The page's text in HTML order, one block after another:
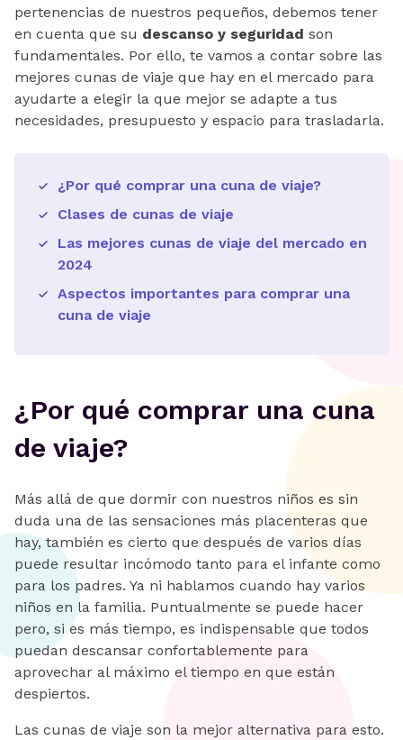
pertenencias de nuestros pequeños, debemos tener
en cuenta que su descanso y seguridad son
fundamentales. Por ello, te vamos a contar sobre las
mejores cunas de viaje que hay en el mercado para
ayudarte a elegir la que mejor se adapte a tus
necesidades, presupuesto y espacio para trasladarla.
¿Por qué comprar una cuna de viaje?
Clases de cunas de viaje
Las mejores cunas de viaje del mercado en
2024
Aspectos importantes para comprar una
cuna de viaje
¿Por qué comprar una cuna
de viaje?
Más allá de que dormir con nuestros niños es sin
duda una de las sensaciones más placenteras que
hay, también es cierto que después de varios días
puede resultar incómodo tanto para el infante como
para los padres. Ya ni hablamos cuando hay varios
niños en la familia. Puntualmente se puede hacer
pero, si es más tiempo, es indispensable que todos
puedan descansar confortablemente para
aprovechar al máximo el tiempo en que están
despiertos.
Las cunas de viaje son la mejor alternativa para esto.